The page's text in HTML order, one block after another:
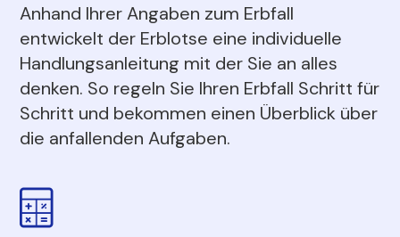
Anhand Ihrer Angaben zum Erbfall
entwickelt der Erblotse eine individuelle
Handlungsanleitung mit der Sie an alles
denken. So regeln Sie Ihren Erbfall Schritt für
Schritt und bekommen einen Überblick über
die anfallenden Aufgaben.